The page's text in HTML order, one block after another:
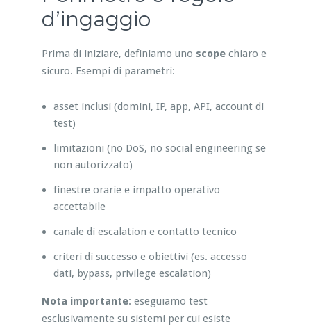
d’ingaggio
Prima di iniziare, definiamo uno scopechiaro e
sicuro. Esempi di parametri:
asset inclusi (domini, IP, app, API, account di
test)
limitazioni (no DoS, no social engineering se
non autorizzato)
finestre orarie e impatto operativo
accettabile
canale di escalation e contatto tecnico
criteri di successo e obiettivi (es. accesso
dati, bypass, privilege escalation)
Nota importante: eseguiamo test
esclusivamente su sistemi per cui esiste